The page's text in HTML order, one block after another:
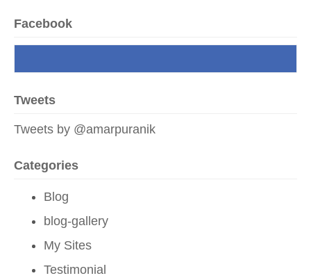
मोगलस्तानचे कारस्थान
नवी अर्थक्रांती
लाल किल्ल्यावरून मोदींचा बलूची दणका
उर्जित पटेल यांची निवड आणि आव्हाने
भारतीय जनतेचा युद्धक्षोभ
मोदी सरकारचे पुर्वेकडील समुद्रीसाहस
Admin:grt
Facebook
Tweets
Tweets by @amarpuranik
Categories
Blog
blog-gallery
My Sites
Testimonial